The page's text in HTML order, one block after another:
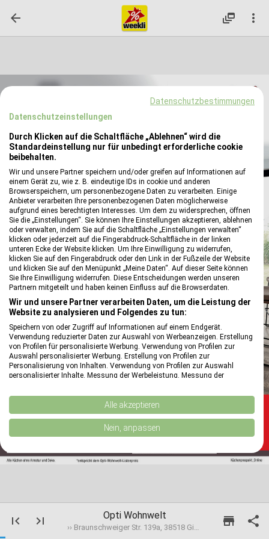
 dynamic_feed 
reply
reply
first_page last_page Opti Wohnwelt
›› Braunschweiger Str. 139a, 38518 Gifhorn store 
Datenschutzbestimmungen
Datenschutzeinstellungen
Durch Klicken auf die Schaltfläche „Ablehnen“ wird die
Standardeinstellung nur für unbedingt erforderliche cookie
beibehalten.
Wir und unsere Partner speichern und/oder greifen auf Informationen auf
einem Gerät zu, wie z. B. eindeutige IDs in cookie und anderen
Browserspeichern, um personenbezogene Daten zu verarbeiten. Einige
Anbieter verarbeiten Ihre personenbezogenen Daten möglicherweise
aufgrund eines berechtigten Interesses. Um dem zu widersprechen, öffnen
Sie die „Einstellungen“. Sie können Ihre Einstellungen akzeptieren, ablehnen
oder verwalten, indem Sie auf die Schaltfläche „Einstellungen verwalten“
klicken oder jederzeit auf die Fingerabdruck-Schaltfläche in der linken
unteren Ecke der Website klicken. Um Ihre Einwilligung zu widerrufen,
klicken Sie auf den Fingerabdruck oder den Link in der Fußzeile der Website
und klicken Sie auf den Menüpunkt „Meine Daten“. Auf dieser Seite können
Sie Ihre Einwilligung widerrufen. Diese Entscheidungen werden unseren
Partnern mitgeteilt und haben keinen Einfluss auf die Browserdaten.
Wir und unsere Partner verarbeiten Daten, um die Leistung der
Website zu analysieren und Folgendes zu tun:
Speichern von oder Zugriff auf Informationen auf einem Endgerät.
Verwendung reduzierter Daten zur Auswahl von Werbeanzeigen. Erstellung
von Profilen für personalisierte Werbung. Verwendung von Profilen zur
Auswahl personalisierter Werbung. Erstellung von Profilen zur
Personalisierung von Inhalten. Verwendung von Profilen zur Auswahl
personalisierter Inhalte. Messung der Werbeleistung. Messung der
Kombinationen von Daten aus verschiedenen Quellen. Entwicklung und
Verbesserung der Angebote. Verwendung reduzierter Daten zur Auswahl
von Inhalten.
Daten können außerhalb der Europäischen Union weitergegeben und in die
USA gesendet werden.
Website/App.
IAB-Verarbeitungszwecke:
Speichern von oder Zugriff auf Informationen
auf einem Endgerät
Alle akzeptieren
Nein, anpassen